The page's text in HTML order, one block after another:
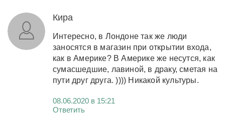
Кира
Интересно, в Лондоне так же люди
заносятся в магазин при открытии входа,
как в Америке? В Америке же несутся, как
сумасшедшие, лавиной, в драку, сметая на
пути друг друга. )))) Никакой культуры.
08.06.2020 в 15:21
Ответить